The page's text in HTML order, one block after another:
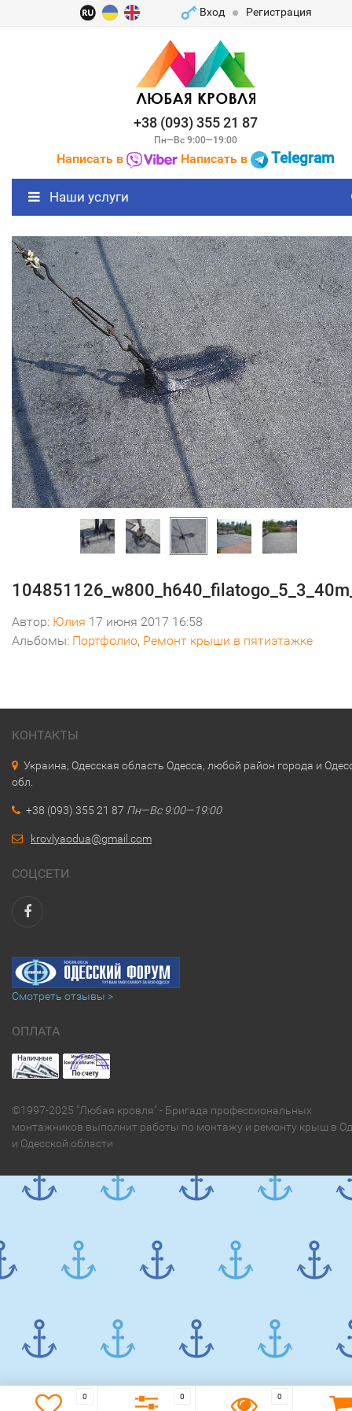
Вход Регистрация
+38 (093) 355 21 87
Пн—Вс 9:00—19:00
Написать в Написать в Telegram
Наши услуги
Автор: Юлия 17 июня 2017 16:58
Альбомы: Портфолио, Ремонт крыши в пятиэтажке
КОНТАКТЫ
Украина, Одесская область Одесса, любой район города и
обл.
+38 (093) 355 21 87 Пн—Вс 9:00—19:00
krovlyaodua@gmail.com
СОЦСЕТИ
Смотреть отзывы >
ОПЛАТА
©1997-2025 "Любая кровля" - Бригада профессиональных
монтажников выполнит работы по монтажу и ремонту крыш в
и Одесской области
0 0 0